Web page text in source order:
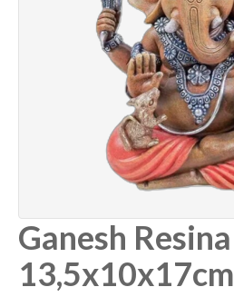
Ganesh Resina
13,5x10x17cm